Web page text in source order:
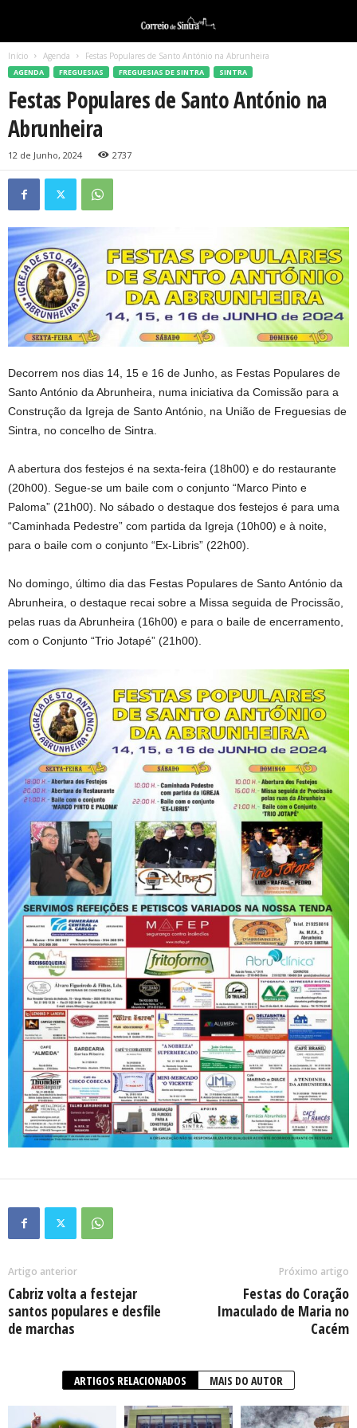
Início Agenda Festas Populares de Santo António na Abrunheira
AGENDA FREGUESIAS FREGUESIAS DE SINTRA SINTRA
Festas Populares de Santo António na
Abrunheira
12 de Junho, 2024 2737
Decorrem nos dias 14, 15 e 16 de Junho, as Festas Populares de
Santo António da Abrunheira, numa iniciativa da Comissão para a
Construção da Igreja de Santo António, na União de Freguesias de
Sintra, no concelho de Sintra.
A abertura dos festejos é na sexta-feira (18h00) e do restaurante
(20h00). Segue-se um baile com o conjunto “Marco Pinto e
Paloma” (21h00). No sábado o destaque dos festejos é para uma
“Caminhada Pedestre” com partida da Igreja (10h00) e à noite,
para o baile com o conjunto “Ex-Libris” (22h00).
No domingo, último dia das Festas Populares de Santo António da
Abrunheira, o destaque recai sobre a Missa seguida de Procissão,
pelas ruas da Abrunheira (16h00) e para o baile de encerramento,
com o Conjunto “Trio Jotapé” (21h00).
Artigo anterior
Cabriz volta a festejar
santos populares e desfile
de marchas
Próximo artigo
Festas do Coração
Imaculado de Maria no
Cacém
ARTIGOS RELACIONADOS MAIS DO AUTOR